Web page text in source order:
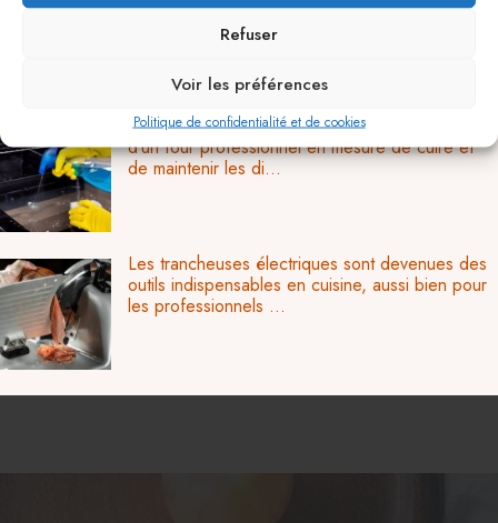
Refuser
Voir les préférences
Politique de confidentialité et de cookies
De nombreuses personnes sont à la recherche
d’un four professionnel en mesure de cuire et
de maintenir les di...
Les trancheuses électriques sont devenues des
outils indispensables en cuisine, aussi bien pour
les professionnels ...